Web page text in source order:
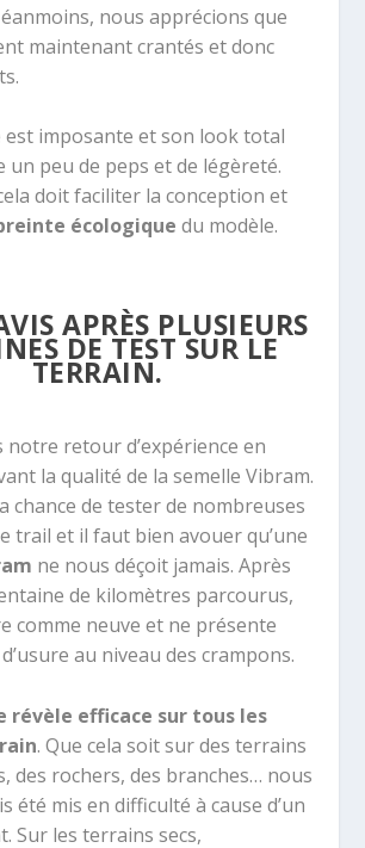
nous apprécions que
maintenant crantés et donc
est imposante et son look total
un peu de peps et de légèreté.
doit faciliter la conception et
écologique du modèle.
APRÈS PLUSIEURS
DE TEST SUR LE
TERRAIN.
notre retour d’expérience en
la qualité de la semelle Vibram.
chance de tester de nombreuses
trail et il faut bien avouer qu’une
ne nous déçoit jamais. Après
de kilomètres parcourus,
comme neuve et ne présente
au niveau des crampons.
révèle efficace sur tous les
. Que cela soit sur des terrains
des rochers, des branches… nous
été mis en difficulté à cause d’un
Sur les terrains secs,